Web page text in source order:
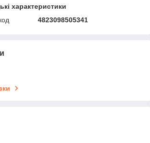
характеристики
4823098505341